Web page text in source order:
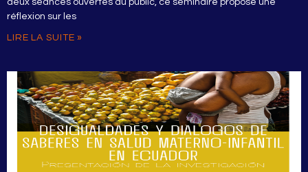
deux séances ouvertes au public, ce séminaire propose une
réflexion sur les
LIRE LA SUITE »